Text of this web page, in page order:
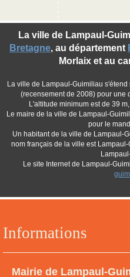
Informations
Mairie de Lampaul-
La ville de Lampaul-
Bretagne, au département
Morlaix et au
La ville de Lampaul-Guimiliau
(recensement de 2008) pour une
L'altitude minimum est de 39
Le maire de la ville de Lampaul-
pour le
Un habitant de la ville de Lampaul-
nom français de la ville est
Le site Internet de Lampaul-